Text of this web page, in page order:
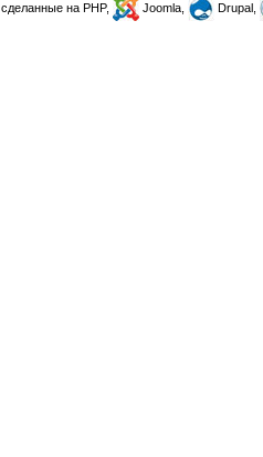
, сделанные на PHP, Joomla, Drupal,